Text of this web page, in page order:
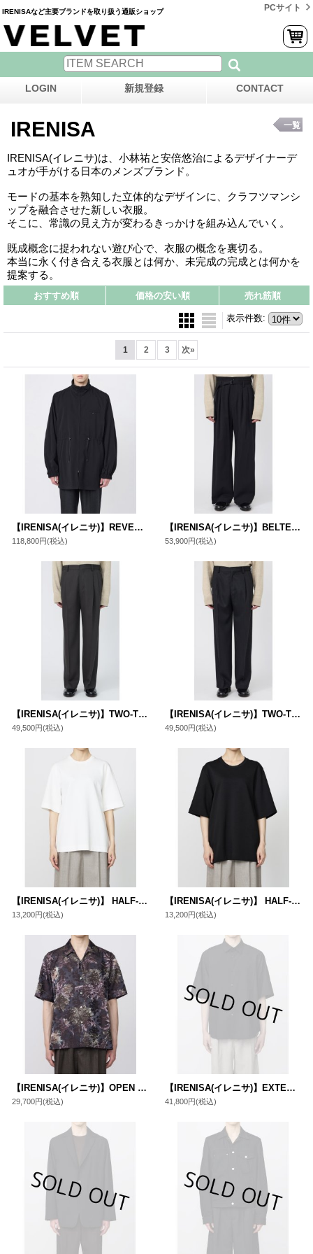
IRENISAなど主要ブランドを取り扱う通販ショップ PCサイト
LOGIN 新規登録 CONTACT
IRENISA
IRENISA(イレニサ)は、小林祐と安倍悠治によるデザイナーデ
ュオが手がける日本のメンズブランド。
モードの基本を熟知した立体的なデザインに、クラフツマンシ
ップを融合させた新しい衣服。
そこに、常識の見え方が変わるきっかけを組み込んでいく。
既成概念に捉われない遊び心で、衣服の概念を裏切る。
本当に永く付き合える衣服とは何か、未完成の完成とは何かを
提案する。
一覧
おすすめ順 価格の安い順 売れ筋順
表示件数:
1 2 3 次»
【IRENISA(イレニサ)】REVERSIBLE STAND-COLLAR BLOUSON / BLACK
118,800円(税込)
【IRENISA(イレニサ)】BELTED HIGH-WAIST BAGGY PANTS / BLACK
53,900円(税込)
【IRENISA(イレニサ)】TWO-TUCKS WIDE TROUSERS / DARK CHARCOAL
49,500円(税込)
【IRENISA(イレニサ)】TWO-TUCKS WIDE TROUSERS / BLACK GRAY
49,500円(税込)
【IRENISA(イレニサ)】 HALF-SLEEVED T-SHIRT/ WHITE
13,200円(税込)
【IRENISA(イレニサ)】 HALF-SLEEVED T-SHIRT/ BLACK
13,200円(税込)
【IRENISA(イレニサ)】OPEN COLLAR SHORT-SLEEVED SHIRT / NAVY BROWN
29,700円(税込)
【IRENISA(イレニサ)】EXTENDED YOKE HALF-SLEEVED SHIRT/ BLACK
41,800円(税込)